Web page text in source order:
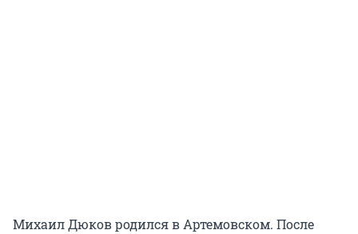
Михаил Дюков родился в Артемовском. После